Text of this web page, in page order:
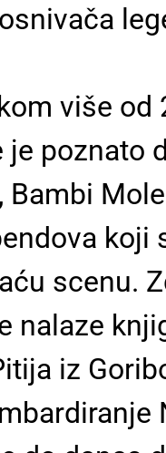
više
poznato
scenu.
nalaze
iz